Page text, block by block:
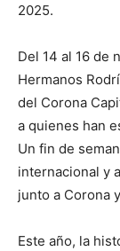
2025.
Del 14 al 16 de
Hermanos
del Corona
a quienes han
Un fin de
internacional y
junto a Corona
Este año, la